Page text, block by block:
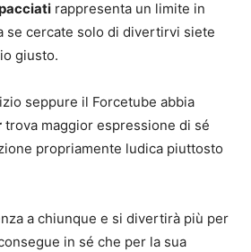
rappresenta un limite in
se cercate solo di divertirvi siete
giusto.
seppure il Forcetube abbia
trova maggior espressione di sé
propriamente ludica piuttosto
a chiunque e si divertirà più per
in sé che per la sua